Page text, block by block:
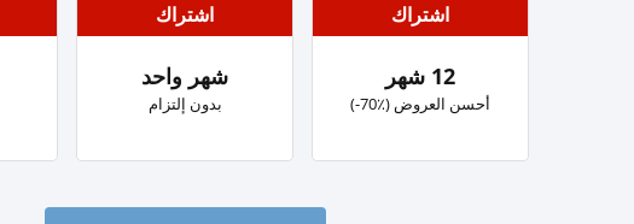
اشتراك
12 شهر
‏أحسن العروض (٪؜70-)
اشتراك
شهر واحد
بدون إلتزام